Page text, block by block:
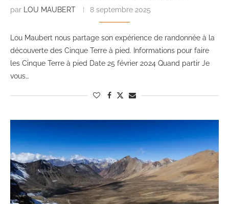
par LOU MAUBERT 8 septembre 2025
Lou Maubert nous partage son expérience de randonnée à la
découverte des Cinque Terre à pied. Informations pour faire
les Cinque Terre à pied Date 25 février 2024 Quand partir Je
vous…